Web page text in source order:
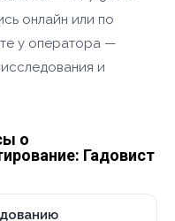
онлайн или по
у оператора —
и
о
Гадовист